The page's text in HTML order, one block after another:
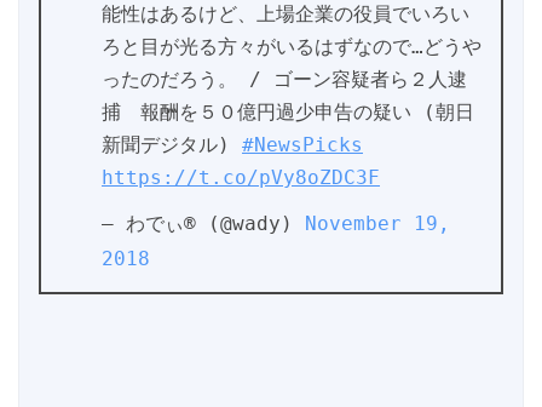
能性はあるけど、上場企業の役員でいろい
ろと目が光る方々がいるはずなので…どうや
ったのだろう。 / ゴーン容疑者ら２人逮
捕　報酬を５０億円過少申告の疑い (朝日
新聞デジタル) #NewsPicks
https://t.co/pVy8oZDC3F
— わでぃ® (@wady) November 19,
2018